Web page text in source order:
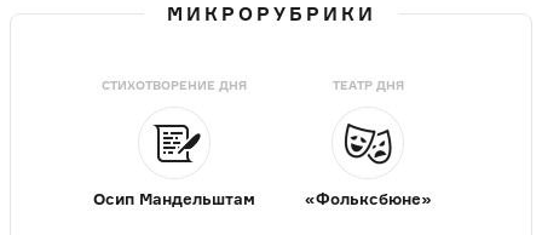
МИКРОРУБРИКИ
СТИХОТВОРЕНИЕ ДНЯ
Осип Мандельштам
ТЕАТР ДНЯ
«Фольксбюне»